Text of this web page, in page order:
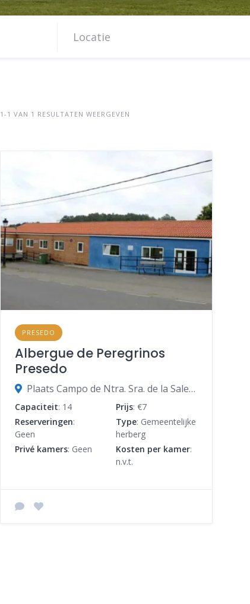
1-1 VAN 1 RESULTATEN WEERGEVEN
PRESEDO
Albergue de Peregrinos
Presedo
Plaats Campo de Ntra. Sra. de la Saleta, 10, 15318 Abegondo, A Coruña, Spanje
Capaciteit: 14 Prijs: €7
Reserveringen:
Geen
Type: Gemeentelijke
herberg
Privé kamers: Geen Kosten per kamer:
n.v.t.